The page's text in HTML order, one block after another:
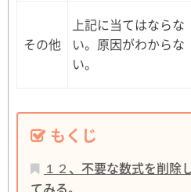
その他
上記に当てはならな
い。原因がわからな
い。
もくじ
１２、不要な数式を削除
てみる。